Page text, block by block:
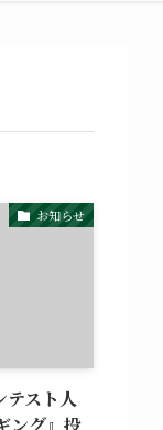
お知らせ
テスト人